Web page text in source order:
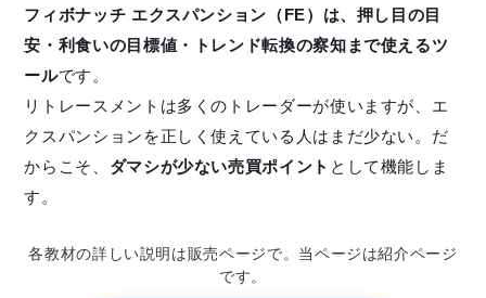
フィボナッチ エクスパンション（FE）は、押し目の目
安・利食いの目標値・トレンド転換の察知まで使えるツ
ールです。
リトレースメントは多くのトレーダーが使いますが、エ
クスパンションを正しく使えている人はまだ少ない。だ
からこそ、 ダマシが少ない売買ポイント として機能しま
す。
各教材の詳しい説明は販売ページで。当ページは紹介ページ
です。